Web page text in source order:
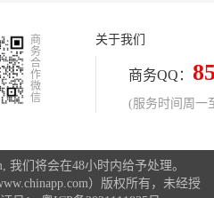
为您分享。第一、市场调查
美容院想要通过促销或者
非常的大，对于投资者来说
语培训机构无疑是一个非常
。
商
务
合
作
微
信
关于我们
商务QQ：
(服务时间周一
我们将会在48小时内给予处理。
）版权所有，未经授